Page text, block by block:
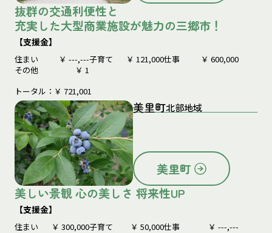
抜群の交通利便性と
充実した大型商業施設が魅力の三郷市！
【支援金】
住まい ￥ ---,---子育て ￥ 121,000仕事 ￥ 600,000
その他
￥ 1
トータル：￥ 721,001
美里町北部地域
美里町
美しい景観 心の美しさ 将来性UP
【支援金】
住まい ￥ 300,000子育て ￥ 50,000仕事 ￥ ---,---